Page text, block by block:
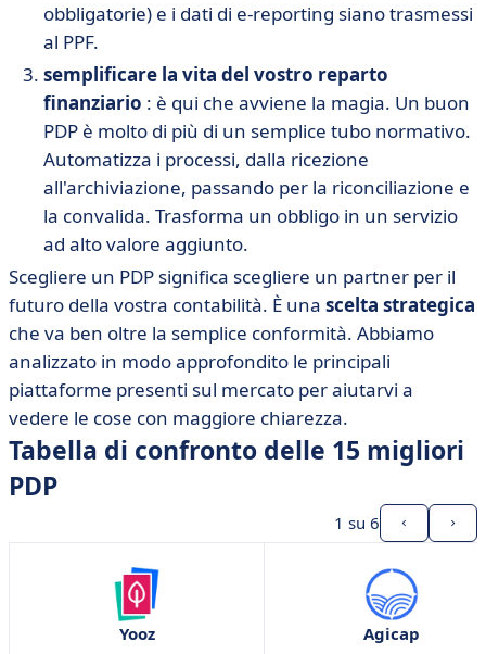
obbligatorie) e i dati di e-reporting siano trasmessi
al PPF.
semplificare la vita del vostro reparto
finanziario : è qui che avviene la magia. Un buon
PDP è molto di più di un semplice tubo normativo.
Automatizza i processi, dalla ricezione
all'archiviazione, passando per la riconciliazione e
la convalida. Trasforma un obbligo in un servizio
ad alto valore aggiunto.
Scegliere un PDP significa scegliere un partner per il
futuro della vostra contabilità. È una scelta strategica
che va ben oltre la semplice conformità. Abbiamo
analizzato in modo approfondito le principali
piattaforme presenti sul mercato per aiutarvi a
vedere le cose con maggiore chiarezza.
Tabella di confronto delle 15 migliori
PDP
1 su 6
Yooz Agicap